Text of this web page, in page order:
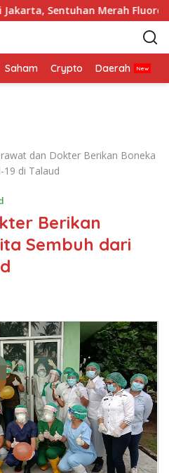
Sentuhan Merah Fluoresen Jadi
Saham Crypto Daerah
dan Dokter Berikan Boneka
19 di Talaud
Berikan
Sembuh dari